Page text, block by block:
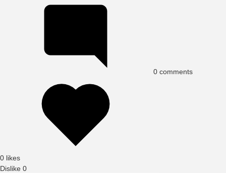
0 comments
0 likes
Dislike 0